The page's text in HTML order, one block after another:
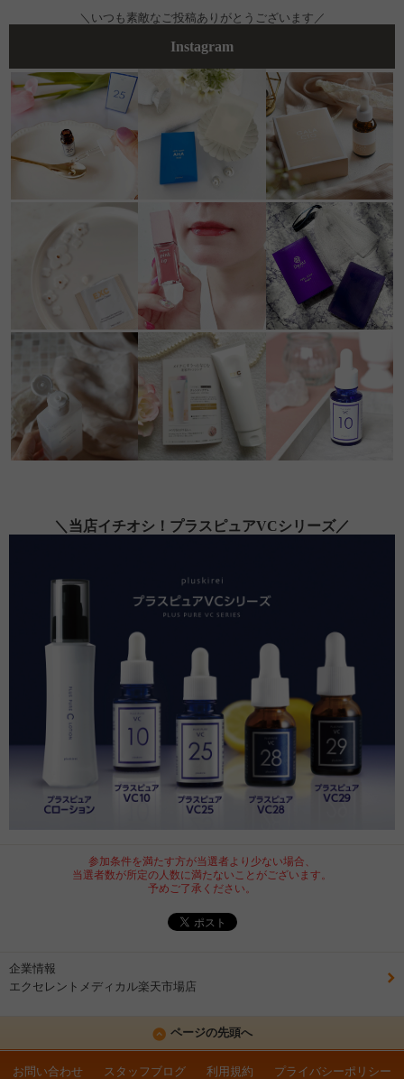
＼いつも素敵なご投稿ありがとうございます／
Instagram
＼当店イチオシ！プラスピュアVCシリーズ／
参加条件を満たす方が当選者より少ない場合、
当選者数が所定の人数に満たないことがございます。
予めご了承ください。
企業情報
エクセレントメディカル楽天市場店
ページの先頭へ
お問い合わせ スタッフブログ 利用規約 プライバシーポリシー